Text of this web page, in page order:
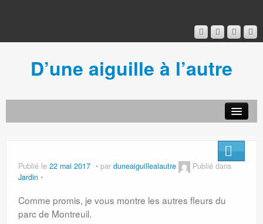
D’une aiguille à l’autre
Publié le 22 mai 2017 par duneaiguillealautre
Publié dans
Jardin
Comme promis, je vous montre les autres fleurs du
parc de Montreuil.